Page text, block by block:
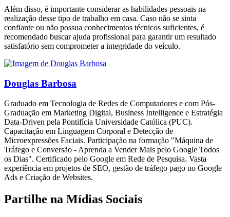
Além disso, é importante considerar as habilidades pessoais na
realização desse tipo de trabalho em casa. Caso não se sinta
confiante ou não possua conhecimentos técnicos suficientes, é
recomendado buscar ajuda profissional para garantir um resultado
satisfatório sem comprometer a integridade do veículo.
Douglas Barbosa
Graduado em Tecnologia de Redes de Computadores e com Pós-
Graduação em Marketing Digital, Business Intelligence e Estratégia
Data-Driven pela Pontifícia Universidade Católica (PUC).
Capacitação em Linguagem Corporal e Detecção de
Microexpressões Faciais. Participação na formação "Máquina de
Tráfego e Conversão - Aprenda a Vender Mais pelo Google Todos
os Dias". Certificado pelo Google em Rede de Pesquisa. Vasta
experiência em projetos de SEO, gestão de tráfego pago no Google
Ads e Criação de Websites.
Partilhe na Mídias Sociais